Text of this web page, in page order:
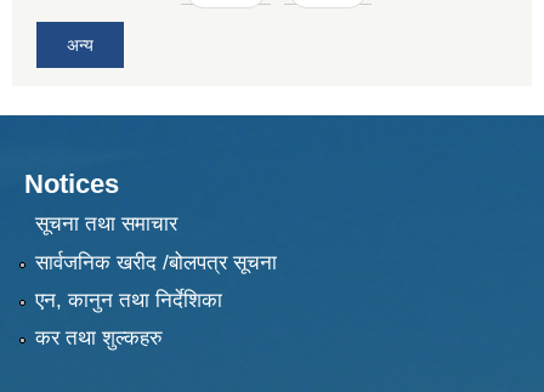
अन्य
Notices
सूचना तथा समाचार
सार्वजनिक खरीद /बोलपत्र सूचना
एन, कानुन तथा निर्देशिका
कर तथा शुल्कहरु